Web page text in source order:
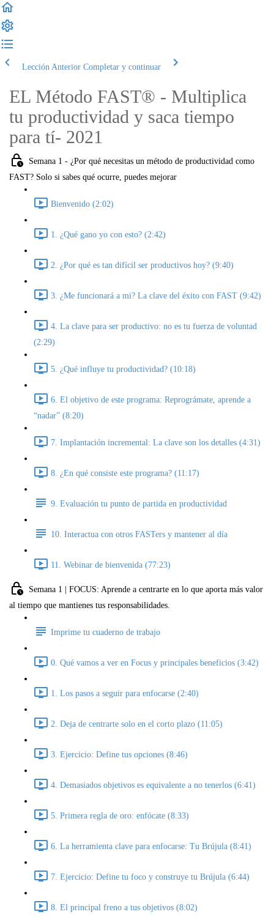
Lección Anterior Completar y continuar
EL Método FAST® - Multiplica
tu productividad y saca tiempo
para tí- 2021
Semana 1 - ¿Por qué necesitas un método de productividad como
FAST? Solo si sabes qué ocurre, puedes mejorar
Bienvenido (2:02)
1. ¿Qué gano yo con esto? (2:42)
2. ¿Por qué es tan difícil ser productivos hoy? (9:40)
3. ¿Me funcionará a mi? La clave del éxito con FAST (9:42)
4. La clave para ser productivo: no es tu fuerza de voluntad
(2:29)
5. ¿Qué influye tu productividad? (10:18)
6. El objetivo de este programa: Reprográmate, aprende a
“nadar” (8:20)
7. Implantación incremental: La clave son los detalles (4:31)
8. ¿En qué consiste este programa? (11:17)
9. Evaluación tu punto de partida en productividad
10. Interactua con otros FASTers y mantener al día
11. Webinar de bienvenida (77:23)
Semana 1 | FOCUS: Aprende a centrarte en lo que aporta más valor
al tiempo que mantienes tus responsabilidades.
Imprime tu cuaderno de trabajo
0. Qué vamos a ver en Focus y principales beneficios (3:42)
1. Los pasos a seguir para enfocarse (2:40)
2. Deja de centrarte solo en el corto plazo (11:05)
3. Ejercicio: Define tus opciones (8:46)
4. Demasiados objetivos es equivalente a no tenerlos (6:41)
5. Primera regla de oro: enfócate (8:33)
6. La herramienta clave para enfocarse: Tu Brújula (8:41)
7. Ejercicio: Define tu foco y construye tu Brújula (6:44)
8. El principal freno a tus objetivos (8:02)